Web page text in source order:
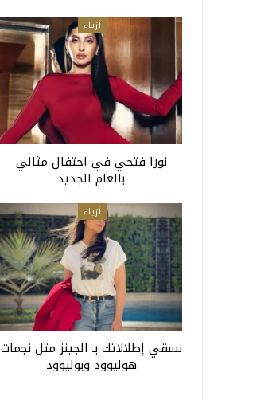
أزياء
نورا فتحي في احتفال مثالي
بالعام الجديد
أزياء
نسقي إطلالاتك بـ الجينز مثل نجمات
هوليوود وبوليوود